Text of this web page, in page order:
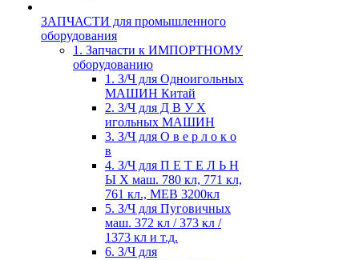
ЗАПЧАСТИ для промышленного
оборудования
1. Запчасти к ИМПОРТНОМУ
оборудованию
1. З/Ч для Одноигольных
МАШИН Китай
2. З/Ч для Д В У Х
игольных МАШИН
3. З/Ч для О в е р л о к о
в
4. З/Ч для П Е Т Е Л Ь Н
Ы Х маш. 780 кл, 771 кл,
761 кл., MEB 3200кл
5. З/Ч для Пуговичных
маш. 372 кл / 373 кл /
1373 кл и т.д.
6. З/Ч для